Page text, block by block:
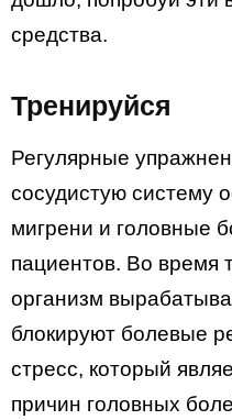
средства.
Тренируйся
Регулярные
сосудистую систему
мигрени и головные
пациентов. Во время
организм
блокируют болевые
стресс, который
причин головных